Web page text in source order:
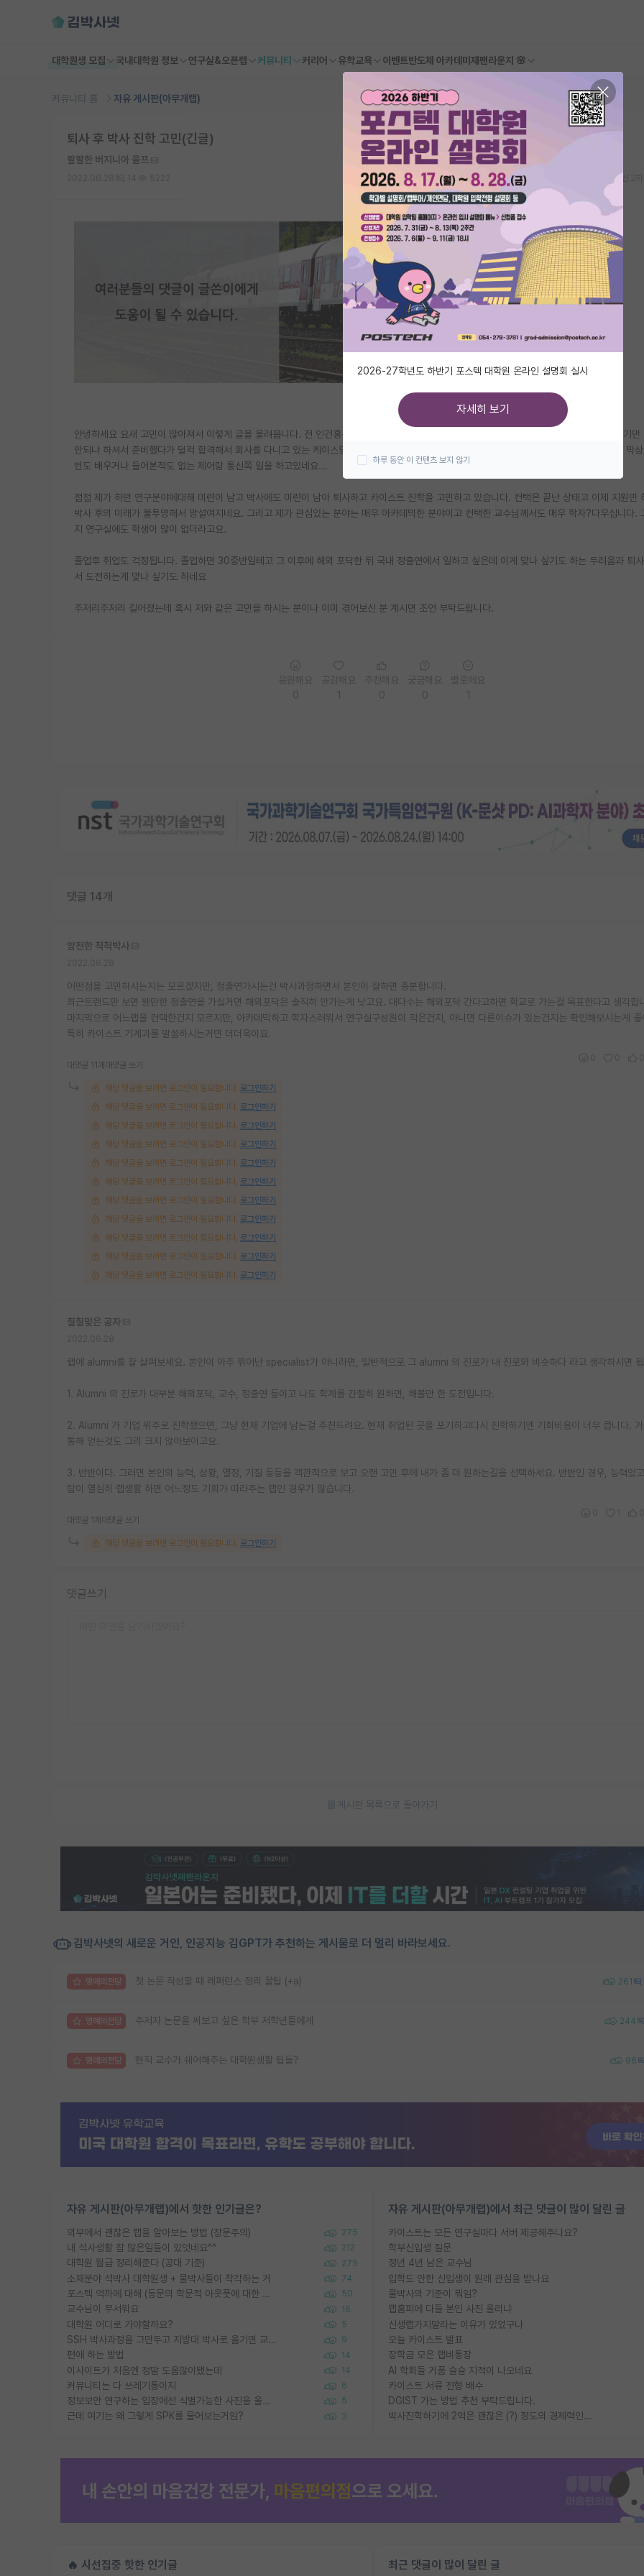
대학원생 모집 국내대학원 정보 연구실&오픈랩 커뮤니티 커리어 유학교육 이벤트반도체 아카데미 재팬라운지 🌸
커뮤니티 홈 자유 게시판(아무개랩)
퇴사 후 박사 진학 고민(긴글)
팔팔한 버지니아 울프
안녕하세요 요새 고민이 많아져서 이렇게 글을 올려봅니다. 전 인건홍동 학석사 졸업했고 석사 3차쯤에 해외 박사 준비하다가 집에서 이번하반기만
안되냐 하셔서 준비했다가 덜컥 합격해서 회사를 다니고 있는 케이스입니다. 기계는 아니지만 기계계열전공이라 설계, 해석 업무를 지원했는데 막
번도 배우거나 들어본적도 없는 제어랑 통신쪽 일을 하고있네요...
점점 제가 하던 연구분야에대해 미련이 남고 박사에도 미련이 남아 퇴사하고 카이스트 진학을 고민하고 있습니다. 컨택은 끝난 상태고 이제 지원만
박사 후의 미래가 불투명해서 망설여지네요. 그리고 제가 관심있는 분야는 매우 아카데믹한 분야이고 컨택한 교수님께서도 매우 학자?다우십니다.
지 연구실에도 학생이 많이 없더라고요.
졸업후 취업도 걱정됩니다. 졸업하면 30중반일테고 그 이후에 해외 포닥한 뒤 국내 정출연에서 일하고 싶은데 이게 맞나 싶기도 하는 두려움과 퇴
서 도전하는게 맞나 싶기도 하네요
주저리주저리 길어졌는데 혹시 저와 같은 고민을 하시는 분이나 이미 겪어보신 분 계시면 조언 부탁드립니다.
댓글 14개
얌전한 척척박사
어떤점을 고민하시는지는 모르겠지만, 정출연가시는건 박사과정하면서 본인이 잘하면 충분합니다.
최근트랜드만 보면 웬만한 정출연을 가실거면 해외포닥은 솔직히 안가는게 낫고요. 대다수는 해외포닥 간다고하면 학교로 가는걸 목표한다고 생각합
마지막으로 어느랩을 컨택한건지 모르지만, 아카데믹하고 학자스러워서 연구실구성원이 적은건지, 아니면 다른이슈가 있는건지는 확인해보시는게
특히 카이스트 기계과를 말씀하시는거면 더더욱이요.
대댓글 11개 대댓글 쓰기
해당 댓글을 보려면 로그인이 필요합니다. 로그인하기
해당 댓글을 보려면 로그인이 필요합니다. 로그인하기
해당 댓글을 보려면 로그인이 필요합니다. 로그인하기
해당 댓글을 보려면 로그인이 필요합니다. 로그인하기
해당 댓글을 보려면 로그인이 필요합니다. 로그인하기
해당 댓글을 보려면 로그인이 필요합니다. 로그인하기
해당 댓글을 보려면 로그인이 필요합니다. 로그인하기
해당 댓글을 보려면 로그인이 필요합니다. 로그인하기
해당 댓글을 보려면 로그인이 필요합니다. 로그인하기
해당 댓글을 보려면 로그인이 필요합니다. 로그인하기
해당 댓글을 보려면 로그인이 필요합니다. 로그인하기
칠칠맞은 공자
랩에 alumni를 잘 살펴보세요. 본인이 아주 뛰어난 specialist가 아니라면, 일반적으로 그 alumni 의 진로가 내 진로와 비슷하다 라고 생각하시면
1. Alumni 의 진로가 대부분 해외포닥, 교수, 정출연 등이고 나도 학계를 간절히 원하면, 해볼만 한 도전입니다.
2. Alumni 가 기업 위주로 진학했으면, 그냥 현재 기업에 남는걸 추천드려요. 현재 취업된 곳을 포기하고다시 진학하기엔 기회비용이 너무 큽니다.
통해 얻는것도 그리 크지 않아보이고요.
3. 반반이다. 그러면 본인의 능력, 상황, 열정, 기질 등등을 객관적으로 보고 오랜 고민 후에 내가 좀 더 원하는길을 선택하세요. 반반인 경우, 능력있
람이 열심히 랩생활 하면 어느정도 기회가 따라주는 랩인 경우가 많습니다.
대댓글 1개 대댓글 쓰기
해당 댓글을 보려면 로그인이 필요합니다. 로그인하기
댓글쓰기
게시판 목록으로 돌아가기
김박사넷의 새로운 거인, 인공지능 김GPT가 추천하는 게시물로 더 멀리 바라보세요.
명예의전당 첫 논문 작성할 때 레퍼런스 정리 꿀팁 (+a) 261
명예의전당 주저자 논문을 써보고 싶은 학부 저학년들에게 244
명예의전당 현직 교수가 쉐어해주는 대학원생활 팁들? 96
자유 게시판(아무개랩)에서 핫한 인기글은?
외부에서 괜찮은 랩을 알아보는 방법 (장문주의) 275
내 석사생활 참 많은일들이 있엇네요^^ 212
대학원 월급 정리해준다 (공대 기준) 275
소재분야 석박사 대학원생 + 물박사들이 착각하는 거 74
포스텍 억까에 대해 (동문의 학문적 아웃풋에 대한 반박) 50
교수님이 무서워요 16
대학원 어디로 가야할까요? 5
SSH 박사과정을 그만두고 지방대 박사로 옮기면 교수의 꿈은 끝일까요? 9
편애 하는 방법 14
이사이트가 처음엔 정말 도움많이됐는데 14
커뮤니티는 다 쓰레기통이지 6
정보보안 연구하는 입장에선 식별가능한 사진을 올리는건 비추이긴함 5
근데 여기는 왜 그렇게 SPK를 물어보는거임? 3
자유 게시판(아무개랩)에서 최근 댓글이 많이 달린 글
카이스트는 모든 연구실마다 서버 제공해주나요?
학부신입생 질문
정년 4년 남은 교수님
입학도 안한 신입생이 원래 관심을 받나요
물박사의 기준이 뭐임?
랩홈피에 다들 본인 사진 올리냐
신생랩가지말라는 이유가 있었구나
오늘 카이스트 발표
장학금 모은 랩비통장
AI 학회들 거품 슬슬 지적이 나오네요
카이스트 서류 전형 배수
DGIST 가는 방법 추천 부탁드립니다.
박사진학하기에 2억은 괜찮은 (?) 정도의 경제력인가요
🔥 시선집중 핫한 인기글 최근 댓글이 많이 달린 글
2026-27학년도 하반기 포스텍 대학원 온라인 설명회 실시
자세히 보기
하루 동안 이 컨텐츠 보지 않기